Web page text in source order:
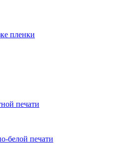
пленки
печати
белой печати